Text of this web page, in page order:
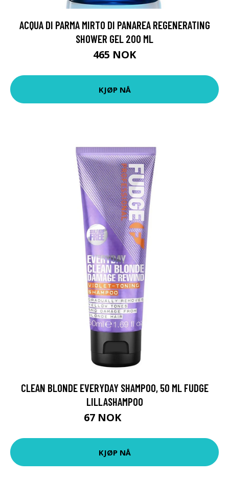
ACQUA DI PARMA MIRTO DI PANAREA REGENERATING
SHOWER GEL 200 ML
465 NOK
KJØP NÅ
CLEAN BLONDE EVERYDAY SHAMPOO, 50 ML FUDGE
LILLASHAMPOO
67 NOK
KJØP NÅ